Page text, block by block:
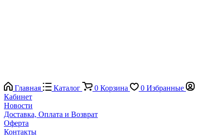
Главная Каталог 0 Корзина 0 Избранные
Кабинет
Новости
Доставка, Оплата и Возврат
Оферта
Контакты